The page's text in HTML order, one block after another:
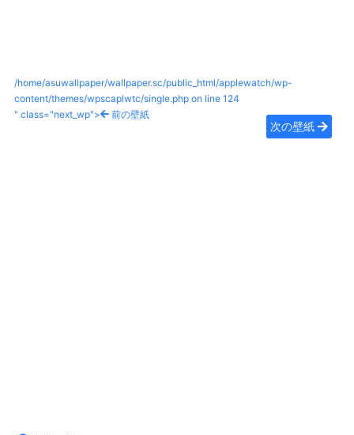
/home/asuwallpaper/wallpaper.sc/public_html/applewatch/wp-
content/themes/wpscaplwtc/single.php on line 124
" class="next_wp">
前の壁紙
次の壁紙